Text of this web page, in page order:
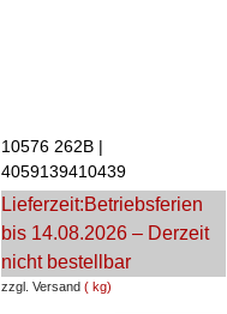
zzgl. Versand kg
10576 262B
4059139410439
Lieferzeit:Betriebsferien
bis 14.08.2026 – Derzeit
nicht bestellbar